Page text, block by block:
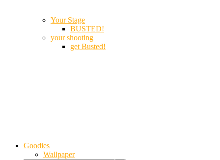
Your Stage
BUSTED!
your shooting
get Busted!
Goodies
Wallpaper